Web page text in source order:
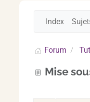
Index
Forum
Mise